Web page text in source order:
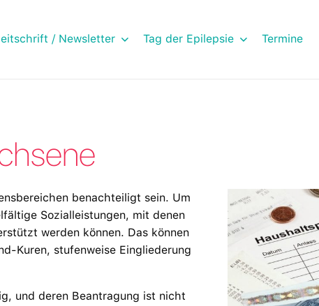
/ Newsletter Tag der Epilepsie Termine
benachteiligt sein. Um
Sozialleistungen, mit denen
werden können. Das können
Kuren, stufenweise Eingliederung
und deren Beantragung ist nicht